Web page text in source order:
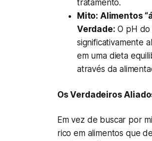
tratamento.
Mito: Alimentos
Verdade: O pH do
significativamente
em uma dieta
através da
Os Verdadeiros
Em vez de buscar por
rico em alimentos que